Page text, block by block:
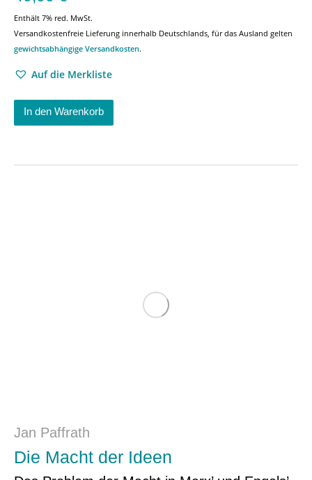
Enthält 7% red. MwSt.
Versandkostenfreie Lieferung innerhalb Deutschlands, für das Ausland gelten
gewichtsabhängige Versandkosten.
Auf die Merkliste
In den Warenkorb
Jan Paffrath
Die Macht der Ideen